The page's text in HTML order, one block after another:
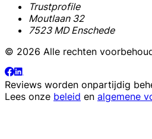
Trustprofile
Moutlaan 32
7523 MD Enschede
© 2026 Alle rechten
Reviews worden onpartijdig
Lees onze beleid en algemene